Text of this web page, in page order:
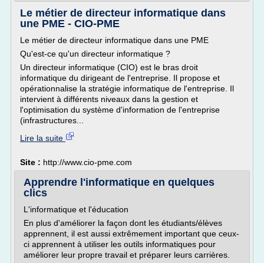
Le métier de directeur informatique dans
une PME - CIO-PME
Le métier de directeur informatique dans une PME
Qu'est-ce qu'un directeur informatique ?
Un directeur informatique (CIO) est le bras droit
informatique du dirigeant de l'entreprise. Il propose et
opérationnalise la stratégie informatique de l'entreprise. Il
intervient à différents niveaux dans la gestion et
l'optimisation du système d'information de l'entreprise
(infrastructures...
Lire la suite
Site : http://www.cio-pme.com
Apprendre l'informatique en quelques
clics
L'informatique et l'éducation
En plus d'améliorer la façon dont les étudiants/élèves
apprennent, il est aussi extrêmement important que ceux-
ci apprennent à utiliser les outils informatiques pour
améliorer leur propre travail et préparer leurs carrières.